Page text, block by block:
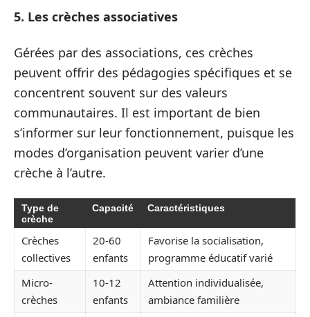
5. Les crèches associatives
Gérées par des associations, ces crèches
peuvent offrir des pédagogies spécifiques et se
concentrent souvent sur des valeurs
communautaires. Il est important de bien
s’informer sur leur fonctionnement, puisque les
modes d’organisation peuvent varier d’une
crèche à l’autre.
Type de
crèche
Capacité Caractéristiques
Crèches
collectives
20-60
enfants
Favorise la socialisation,
programme éducatif varié
Micro-
crèches
10-12
enfants
Attention individualisée,
ambiance familière